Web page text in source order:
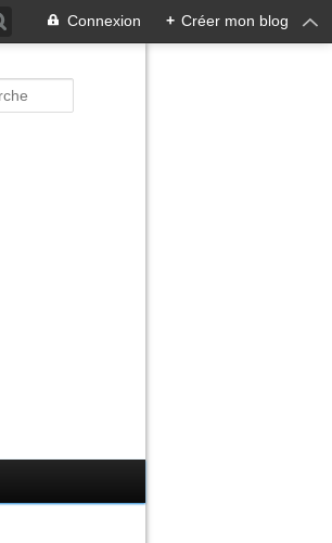
Connexion + Créer mon blog